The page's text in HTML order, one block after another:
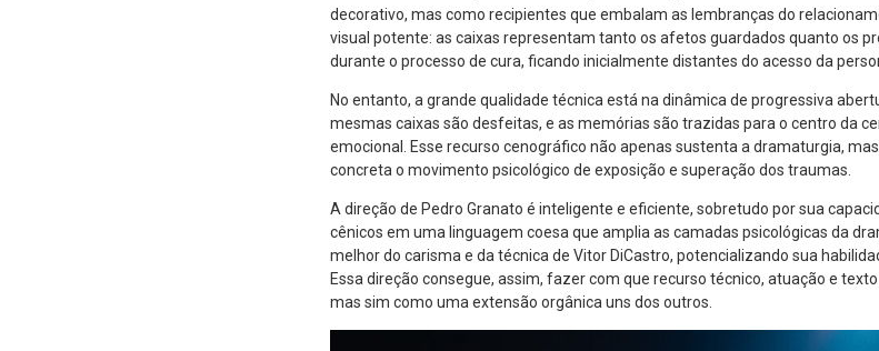
decorativo, mas como recipientes que embalam as lembranças do
visual potente: as caixas representam tanto os afetos guardados quanto os
durante o processo de cura, ficando inicialmente distantes do acesso da
No entanto, a grande qualidade técnica está na dinâmica de progressiva
mesmas caixas são desfeitas, e as memórias são trazidas para o centro da
emocional. Esse recurso cenográfico não apenas sustenta a dramaturgia,
concreta o movimento psicológico de exposição e superação dos traumas.
A direção de Pedro Granato é inteligente e eficiente, sobretudo por sua
cênicos em uma linguagem coesa que amplia as camadas psicológicas da
melhor do carisma e da técnica de Vitor DiCastro, potencializando sua
Essa direção consegue, assim, fazer com que recurso técnico, atuação e
mas sim como uma extensão orgânica uns dos outros.